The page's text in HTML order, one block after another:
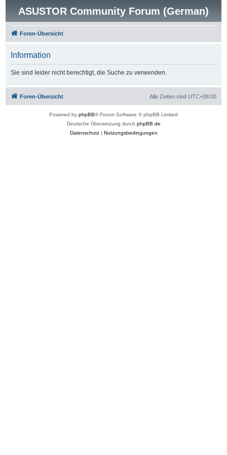
ASUSTOR Community Forum (German)
Foren-Übersicht
Information
Sie sind leider nicht berechtigt, die Suche zu verwenden.
Foren-Übersicht Alle Zeiten sind UTC+08:00
Powered by phpBB® Forum Software © phpBB Limited
Deutsche Übersetzung durch phpBB.de
Datenschutz| Nutzungsbedingungen